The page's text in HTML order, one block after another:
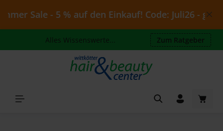
Zum Hauptinhalt springen
Sale - 5 % auf den Einkauf! Code: Juli26 - gültig
Alles Wissenswerte... Zum Ratgeber